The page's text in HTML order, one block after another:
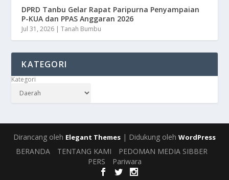
DPRD Tanbu Gelar Rapat Paripurna Penyampaian
P-KUA dan PPAS Anggaran 2026
Jul 31, 2026 |Tanah Bumbu
KATEGORI
Kategori
Dirancang oleh Elegant Themes | Didukung oleh WordPress
BERANDA TENTANG KAMI
PEDOMAN MEDIA SIBBER
PERS
Pariwara